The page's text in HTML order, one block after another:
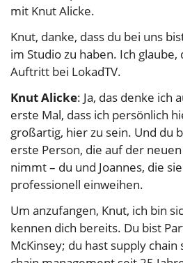
mit Knut Alicke.
Knut, danke, dass du bei uns
im Studio zu haben. Ich
Auftritt bei LokadTV.
Knut Alicke: Ja, das denke ich
erste Mal, dass ich persönlich
großartig, hier zu sein. Und du
erste Person, die auf der
nimmt – du und Joannes, die
professionell einweihen.
Um anzufangen, Knut, ich bin
kennen dich bereits. Du bist
McKinsey; du hast supply